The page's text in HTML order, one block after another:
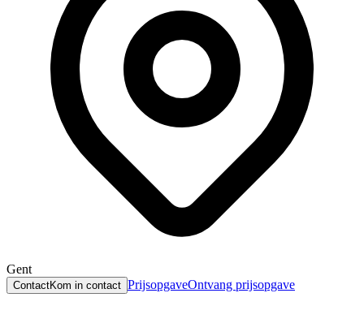
Gent
ContactKom in contact PrijsopgaveOntvang prijsopgave